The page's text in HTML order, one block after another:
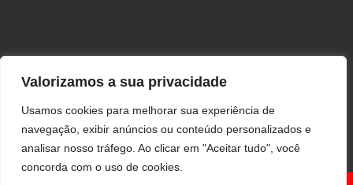
Valorizamos a sua privacidade
Usamos cookies para melhorar sua experiência de
navegação, exibir anúncios ou conteúdo personalizados e
analisar nosso tráfego. Ao clicar em "Aceitar tudo", você
concorda com o uso de cookies.
Loja Verificada: